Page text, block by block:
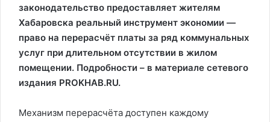
законодательство предоставляет жителям
Хабаровска реальный инструмент экономии —
право на перерасчёт платы за ряд коммунальных
услуг при длительном отсутствии в жилом
помещении. Подробности – в материале сетевого
издания PROKHAB.RU.
Механизм перерасчёта доступен каждому